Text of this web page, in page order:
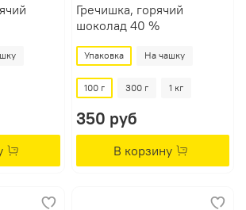
Гречишка, горячий
шоколад 40 %
Упаковка На чашку
100 г 300 г 1 кг
350 руб
В корзину